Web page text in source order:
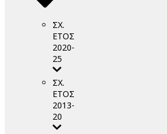
ΣΧ.
ΕΤΟΣ
2020-
25
ΣΧ.
ΕΤΟΣ
2013-
20